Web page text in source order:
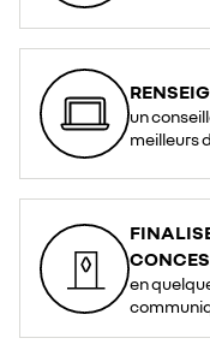
un
meilleurs
en